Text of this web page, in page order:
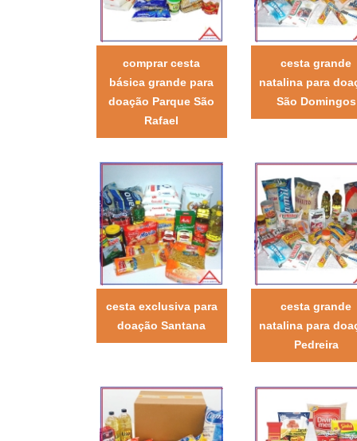
comprar cesta
básica grande para
doação Parque São
Rafael
cesta grande
natalina para
São Domingos
cesta exclusiva para
doação Santana
cesta grande
natalina para
Pedreira